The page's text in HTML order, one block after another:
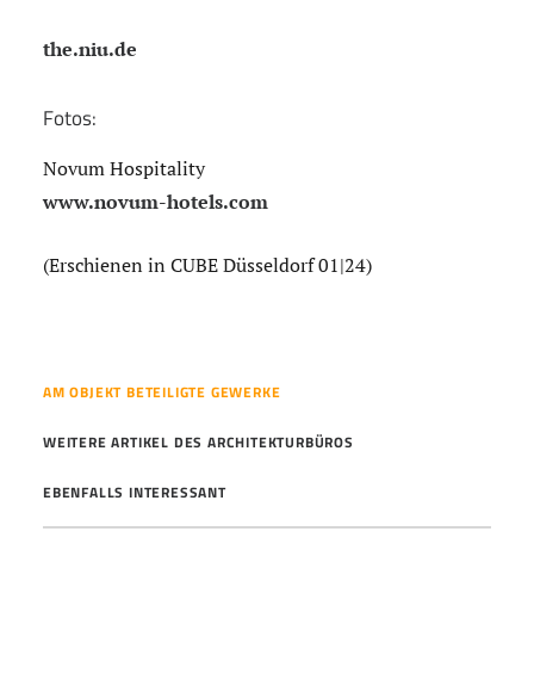
the.niu.de
Fotos:
Novum Hospitality
www.novum-hotels.com
(Erschienen in CUBE Düsseldorf 01|24)
AM OBJEKT BETEILIGTE GEWERKE
WEITERE ARTIKEL DES ARCHITEKTURBÜROS
EBENFALLS INTERESSANT